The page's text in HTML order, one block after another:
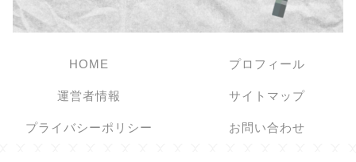
HOME プロフィール
運営者情報 サイトマップ
プライバシーポリシー お問い合わせ